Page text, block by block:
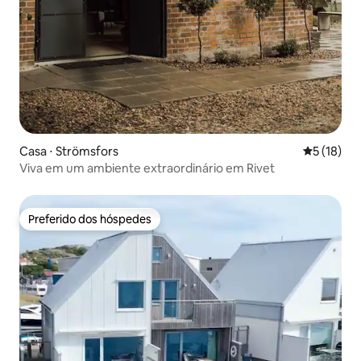
Casa ⋅ Strömsfors 5 de uma
5 (18)
Viva em um ambiente extraordinário em Rivet
Preferido dos hóspedes
Preferido dos hóspedes